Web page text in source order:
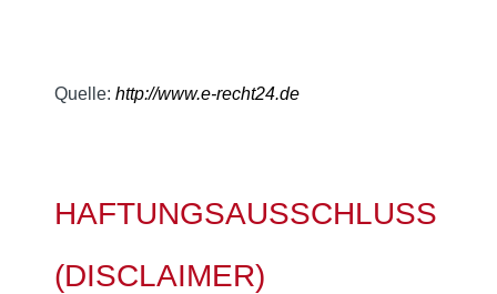
Quelle: http://www.e-recht24.de
HAFTUNGSAUSSCHLUSS
(DISCLAIMER)